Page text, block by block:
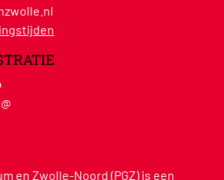
en Zwolle-Noord (PGZ) is een